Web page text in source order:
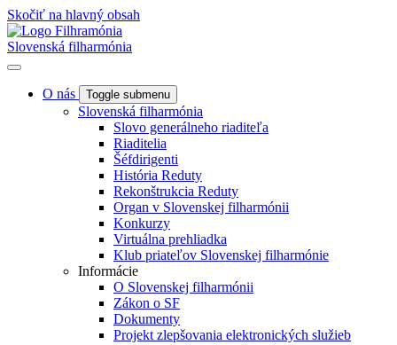
Skočiť na hlavný obsah
Slovenská filharmónia
O nás Toggle submenu
Slovenská filharmónia
Slovo generálneho riaditeľa
Riaditelia
Šéfdirigenti
História Reduty
Rekonštrukcia Reduty
Organ v Slovenskej filharmónii
Konkurzy
Virtuálna prehliadka
Klub priateľov Slovenskej filharmónie
Informácie
O Slovenskej filharmónii
Zákon o SF
Dokumenty
Projekt zlepšovania elektronických služieb